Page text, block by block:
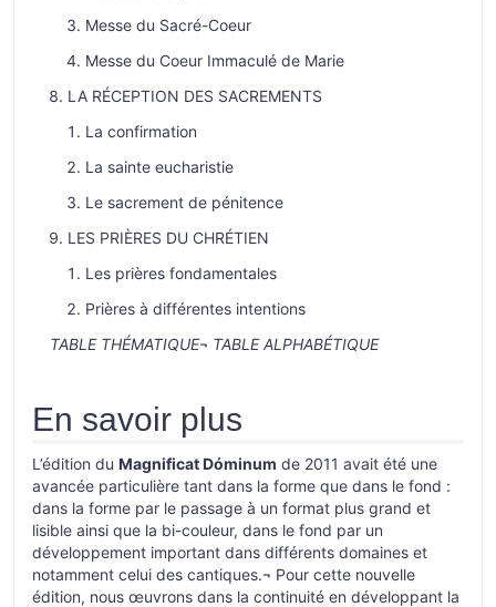
Messe du Sacré-Coeur
Messe du Coeur Immaculé de Marie
LA RÉCEPTION DES SACREMENTS
La confirmation
La sainte eucharistie
Le sacrement de pénitence
LES PRIÈRES DU CHRÉTIEN
Les prières fondamentales
Prières à différentes intentions
TABLE THÉMATIQUE¬ TABLE ALPHABÉTIQUE
En savoir plus
L’édition du Magnificat Dóminum de 2011 avait été une
avancée particulière tant dans la forme que dans le fond :
dans la forme par le passage à un format plus grand et
lisible ainsi que la bi-couleur, dans le fond par un
développement important dans différents domaines et
notamment celui des cantiques.¬ Pour cette nouvelle
édition, nous œuvrons dans la continuité en développant la